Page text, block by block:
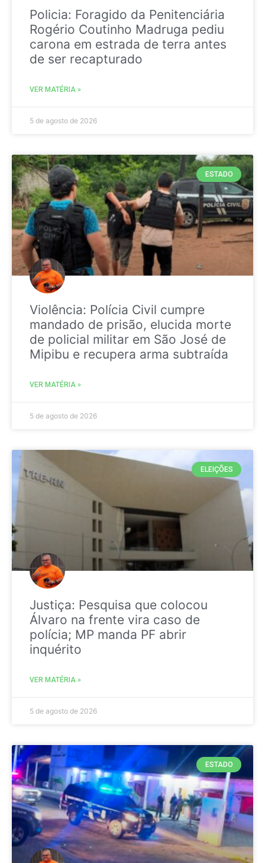
Policia: Foragido da Penitenciária
Rogério Coutinho Madruga pediu
carona em estrada de terra antes
de ser recapturado
VER MATÉRIA »
5 de agosto de 2026
ESTADO
Violência: Polícia Civil cumpre
mandado de prisão, elucida morte
de policial militar em São José de
Mipibu e recupera arma subtraída
VER MATÉRIA »
5 de agosto de 2026
ELEIÇÕES
Justiça: Pesquisa que colocou
Álvaro na frente vira caso de
polícia; MP manda PF abrir
inquérito
VER MATÉRIA »
5 de agosto de 2026
ESTADO